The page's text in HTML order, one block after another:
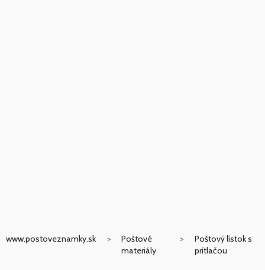
www.postoveznamky.sk
Poštové
materiály
Poštový lístok s
prítlačou